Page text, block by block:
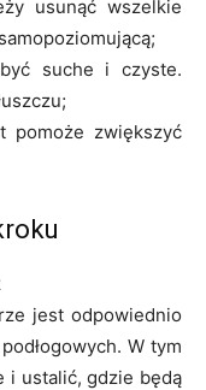
usunąć wszelkie
suche i czyste.
pomoże zwiększyć
jest odpowiednio
W tym
i ustalić, gdzie będą